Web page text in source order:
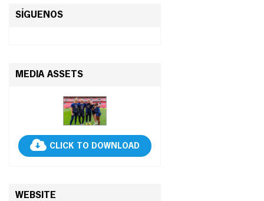
SÍGUENOS
MEDIA ASSETS
CLICK TO DOWNLOAD
WEBSITE